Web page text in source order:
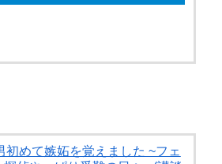
初めて嫉妬を覚えました ~フェ